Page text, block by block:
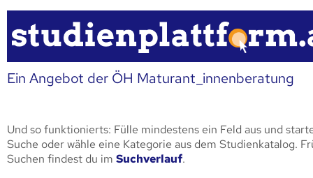
Ein Angebot der ÖH Maturant_innenberatung
Und so funktionierts: Fülle mindestens ein Feld aus und
Suche oder wähle eine Kategorie aus dem Studienkatalog.
Suchen findest du im Suchverlauf.